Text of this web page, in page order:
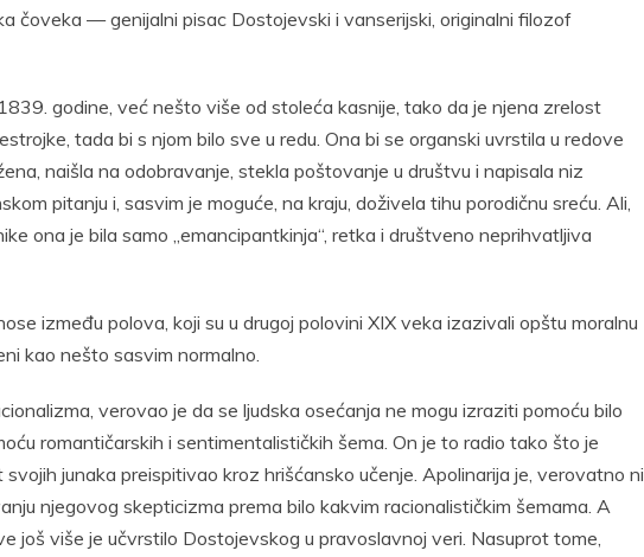
čoveka — genijalni pisac Dostojevski i vanserijski, originalni filozof
godine, već nešto više od stoleća kasnije, tako da je njena zrelost
tada bi s njom bilo sve u redu. Ona bi se organski uvrstila u redove
naišla na odobravanje, stekla poštovanje u društvu i napisala niz
pitanju i, sasvim je moguće, na kraju, doživela tihu porodičnu sreću. Ali,
ona je bila samo „emancipantkinja“, retka i društveno neprihvatljiva
između polova, koji su u drugoj polovini XIX veka izazivali opštu moralnu
kao nešto sasvim normalno.
verovao je da se ljudska osećanja ne mogu izraziti pomoću bilo
romantičarskih i sentimentalističkih šema. On je to radio tako što je
junaka preispitivao kroz hrišćansko učenje. Apolinarija je, verovatno ni
njegovog skepticizma prema bilo kakvim racionalističkim šemama. A
još više je učvrstilo Dostojevskog u pravoslavnoj veri. Nasuprot tome,